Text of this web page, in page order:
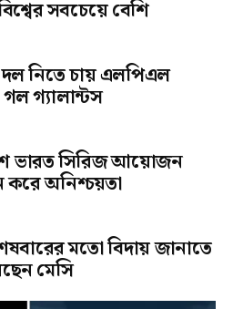
সবচেয়ে বেশি
নিতে চায় এলপিএল
গ্যালান্টস
ভারত সিরিজ আয়োজন
করে অনিশ্চয়তা
মতো বিদায় জানাতে
মেসি